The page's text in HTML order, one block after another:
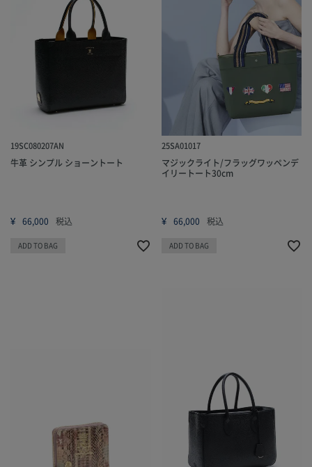
19SC080207AN
牛革 シンプル ショーントート
¥ 66,000 税込
ADD TO BAG
25SA01017
マジックライト/フラッグワッペンデ
イリートート30cm
¥ 66,000 税込
ADD TO BAG